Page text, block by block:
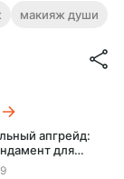
макияж души
апгрейд:
для
сияния